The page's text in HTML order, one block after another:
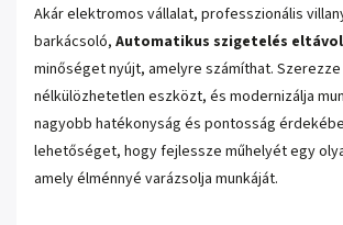
Akár elektromos vállalat, professzionális
barkácsoló, Automatikus szigetelés
minőséget nyújt, amelyre számíthat.
nélkülözhetetlen eszközt, és modernizálja
nagyobb hatékonyság és pontosság
lehetőséget, hogy fejlessze műhelyét egy
amely élménnyé varázsolja munkáját.